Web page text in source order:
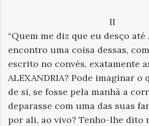
II
“Quem me diz que eu desço
encontro uma coisa dessas,
escrito no convés, exatamente
ALEXANDRIA? Pode imaginar o
de si, se fosse pela manhã a
deparasse com uma das suas
por ali, ao vivo? Tenho-lhe dito